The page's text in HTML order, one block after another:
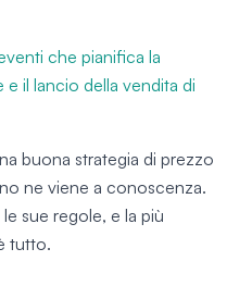
che pianifica la
il lancio della vendita di
buona strategia di prezzo
ne viene a conoscenza.
sue regole, e la più
tutto.